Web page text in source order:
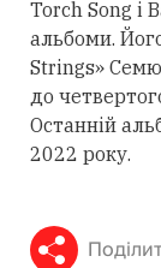
Torch Song і
альбоми.
Strings»
до
Останній
2022 року.